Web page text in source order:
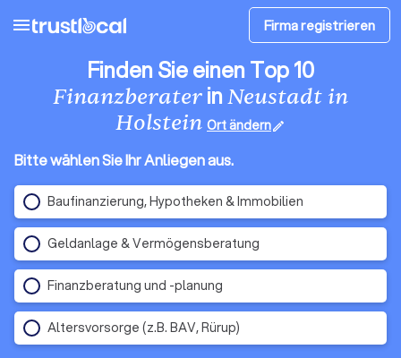
menu Firma registrieren
Finden Sie einen Top 10
FinanzberaterinNeustadt in
Holstein Ort ändernedit
Bitte wählen Sie Ihr Anliegen aus.
Baufinanzierung, Hypotheken & Immobilien
Geldanlage & Vermögensberatung
Finanzberatung und -planung
Altersvorsorge (z.B. BAV, Rürup)